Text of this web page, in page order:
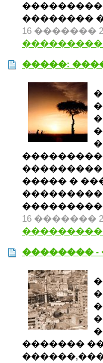
��������
16 �������
�����:
����� �
���������
16 �������
�������� -
�������